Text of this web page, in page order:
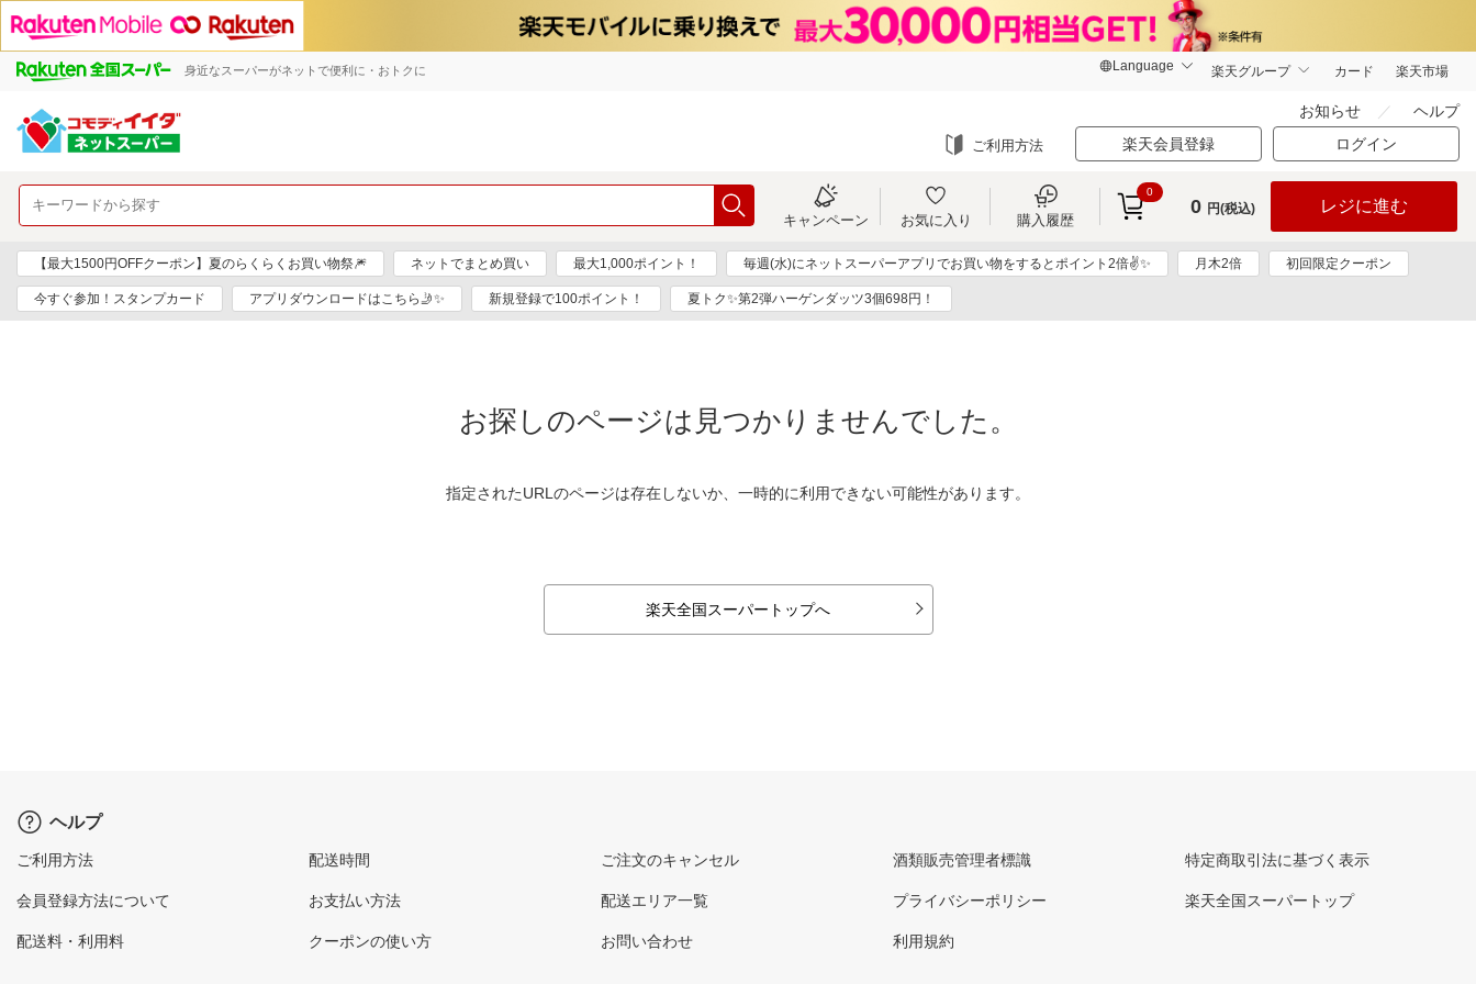
身近なスーパーがネットで便利に・おトクに 楽天グループ カード 楽天市場
お知らせ ヘルプ
ご利用方法 楽天会員登録 ログイン
キャンペーン お気に入り 購入履歴
0
0 円(税込) レジに進む
【最大1500円OFFクーポン】夏のらくらくお買い物祭🎆 ネットでまとめ買い 最大1,000ポイント！ 毎週(水)にネットスーパーアプリでお買い物をするとポイント2倍✌✨ 月木2倍 初回限定クーポン
今すぐ参加！スタンプカード アプリダウンロードはこちら🤳✨ 新規登録で100ポイント！ 夏トク✨第2弾ハーゲンダッツ3個698円！
お探しのページは見つかりませんでした。
指定されたURLのページは存在しないか、一時的に利用できない可能性があります。
楽天全国スーパートップへ
ヘルプ
ご利用方法
会員登録方法について
配送料・利用料
配送時間
お支払い方法
クーポンの使い方
ご注文のキャンセル
配送エリア一覧
お問い合わせ
酒類販売管理者標識
プライバシーポリシー
利用規約
特定商取引法に基づく表示
楽天全国スーパートップ